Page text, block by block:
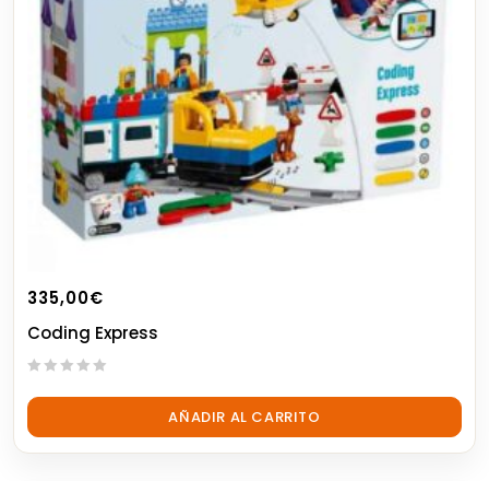
335,00€
Coding Express
out
AÑADIR AL CARRITO